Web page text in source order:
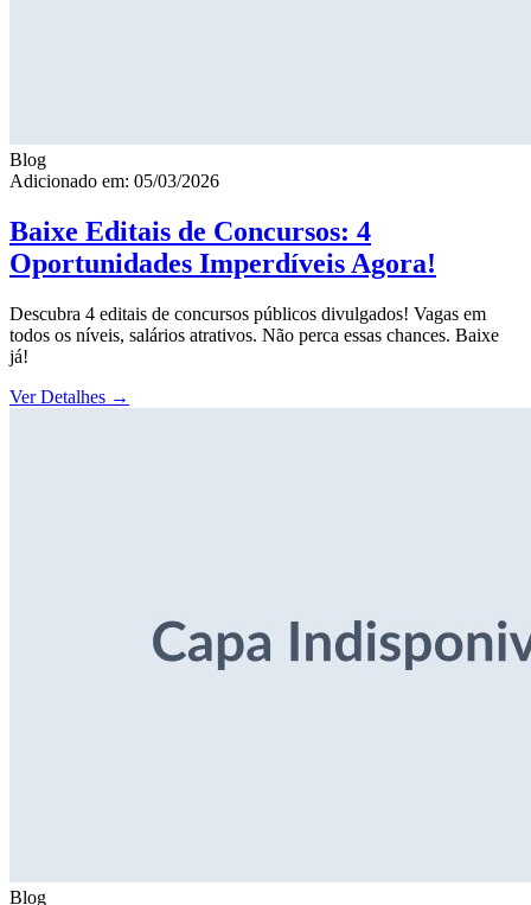
Blog
Adicionado em: 05/03/2026
Baixe Editais de Concursos: 4
Oportunidades Imperdíveis Agora!
Descubra 4 editais de concursos públicos divulgados! Vagas em
todos os níveis, salários atrativos. Não perca essas chances. Baixe
já!
Ver Detalhes →
Blog